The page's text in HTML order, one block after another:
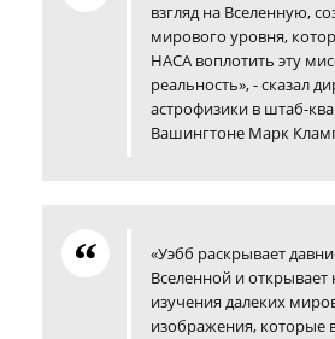
взгляд на Вселенную,
мирового уровня,
НАСА воплотить эту
реальность», - сказал
астрофизики в штаб-
Вашингтоне Марк
«Уэбб раскрывает
Вселенной и открывает
изучения далеких
изображения, которые